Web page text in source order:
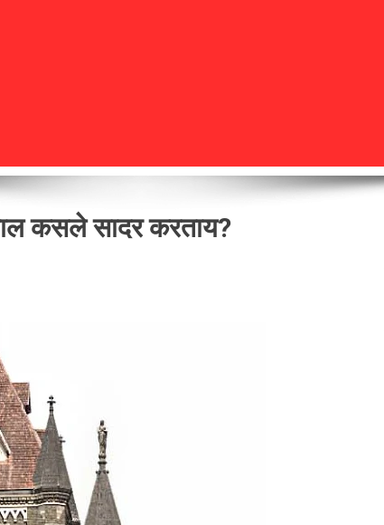
कसले सादर करताय?